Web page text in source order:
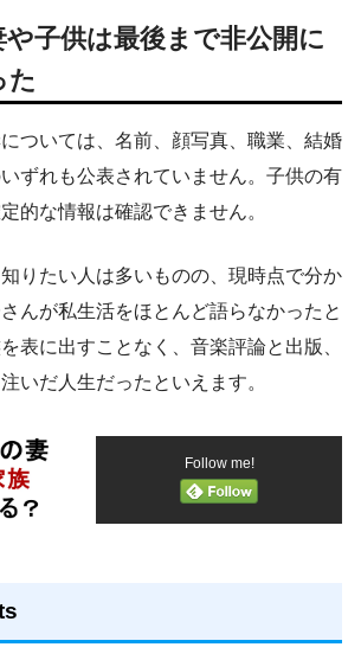
子供は最後まで非公開に
た
ついては、名前、顔写真、職業、結婚
ずれも公表されていません。子供の有
的な情報は確認できません。
りたい人は多いものの、現時点で分か
んが私生活をほとんど語らなかったと
表に出すことなく、音楽評論と出版、
いだ人生だったといえます。
Follow me!